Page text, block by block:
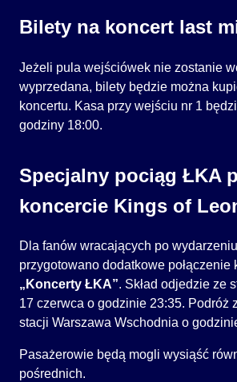
Bilety na koncert last
Jeżeli pula wejściówek nie zostanie
wyprzedana, bilety będzie można
koncertu. Kasa przy wejściu nr 1
godziny 18:00.
Specjalny pociąg ŁKA
koncercie Kings of
Dla fanów wracających po
przygotowano dodatkowe połączenie
„Koncerty ŁKA”. Skład odjedzie ze
17 czerwca o godzinie 23:35. Podróż
stacji Warszawa Wschodnia o
Pasażerowie będą mogli wysiąść
pośrednich.